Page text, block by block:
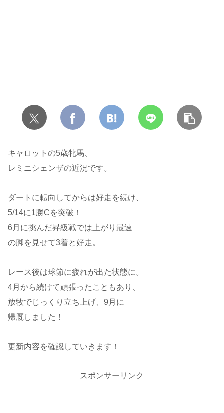
キャロットの5歳牝馬、
レミニシェンザの近況です。
ダートに転向してからは好走を続け、
5/14に1勝Cを突破！
6月に挑んだ昇級戦では上がり最速
の脚を見せて3着と好走。
レース後は球節に疲れが出た状態に。
4月から続けて頑張ったこともあり、
放牧でじっくり立ち上げ、9月に
帰厩しました！
更新内容を確認していきます！
スポンサーリンク